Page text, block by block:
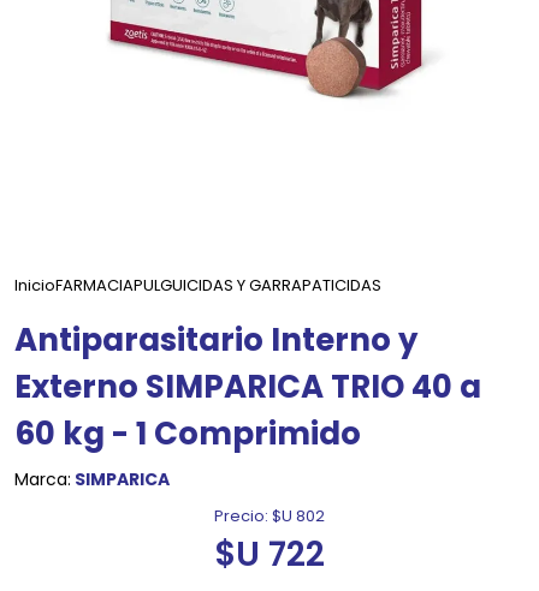
InicioFARMACIAPULGUICIDAS Y GARRAPATICIDAS
Antiparasitario Interno y
Externo SIMPARICA TRIO 40 a
60 kg - 1 Comprimido
Marca: SIMPARICA
Precio: $U 802
$U 722